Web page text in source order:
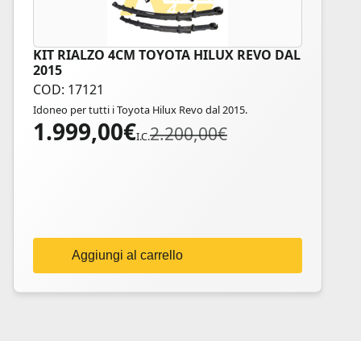
KIT RIALZO 4CM TOYOTA HILUX REVO DAL
2015
COD: 17121
Idoneo per tutti i Toyota Hilux Revo dal 2015.
2.200,00€
Il
1.999,00€
Il
I.C.
Aggiungi al carrello